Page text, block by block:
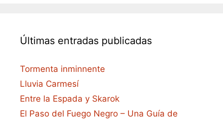
Últimas entradas publicadas
Tormenta inminnente
Lluvia Carmesí
Entre la Espada y Skarok
El Paso del Fuego Negro – Una Guía de